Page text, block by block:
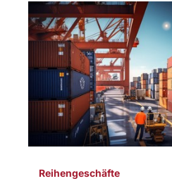
Reihengeschäfte